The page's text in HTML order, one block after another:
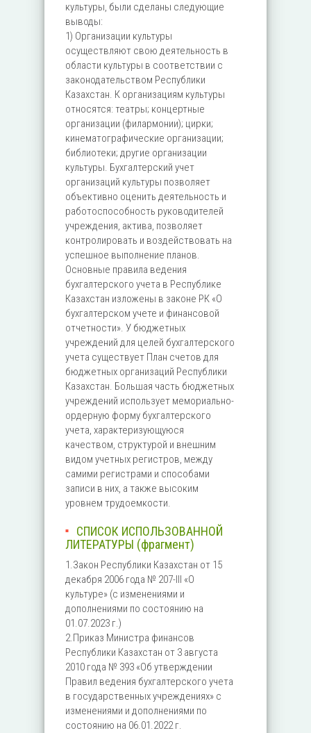
культуры, были сделаны следующие
выводы:
1) Организации культуры
осуществляют свою деятельность в
области культуры в соответствии с
законодательством Республики
Казахстан. К организациям культуры
относятся: театры; концертные
организации (филармонии); цирки;
кинематографические организации;
библиотеки; другие организации
культуры. Бухгалтерский учет
организаций культуры позволяет
объективно оценить деятельность и
работоспособность руководителей
учреждения, актива, позволяет
контролировать и воздействовать на
успешное выполнение планов.
Основные правила ведения
бухгалтерского учета в Республике
Казахстан изложены в законе РК «О
бухгалтерском учете и финансовой
отчетности». У бюджетных
учреждений для целей бухгалтерского
учета существует План счетов для
бюджетных организаций Республики
Казахстан. Большая часть бюджетных
учреждений использует мемориально-
ордерную форму бухгалтерского
учета, характеризующуюся
качеством, структурой и внешним
видом учетных регистров, между
самими регистрами и способами
записи в них, а также высоким
уровнем трудоемкости.
СПИСОК ИСПОЛЬЗОВАННОЙ
ЛИТЕРАТУРЫ (фрагмент)
1.Закон Республики Казахстан от 15
декабря 2006 года № 207-III «О
культуре» (с изменениями и
дополнениями по состоянию на
01.07.2023 г.)
2.Приказ Министра финансов
Республики Казахстан от 3 августа
2010 года № 393 «Об утверждении
Правил ведения бухгалтерского учета
в государственных учреждениях» с
изменениями и дополнениями по
состоянию на 06.01.2022 г.